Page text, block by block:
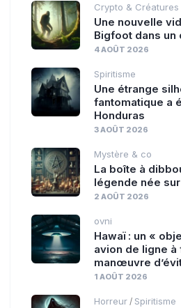
Crypto & Créatures
Une nouvelle
Bigfoot dans un
4 AOÛT 2026
Spiritisme
Une étrange
fantomatique a
Honduras
3 AOÛT 2026
Mystère & co
La boîte à
légende née
2 AOÛT 2026
ovni
Hawaï : un «
avion de ligne à
manœuvre
1 AOÛT 2026
Horreur / Spiritisme